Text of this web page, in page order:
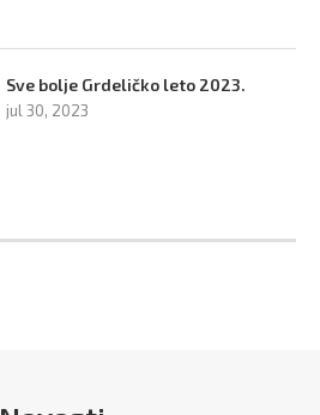
Sve bolje Grdeličko leto 2023.
jul 30, 2023